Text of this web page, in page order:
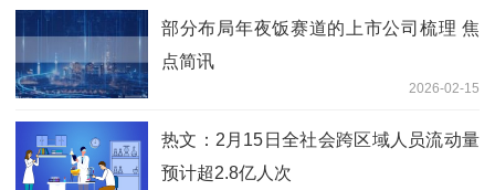
部分布局年夜饭赛道的上市公司梳理 焦
点简讯
2026-02-15
热文：2月15日全社会跨区域人员流动量
预计超2.8亿人次